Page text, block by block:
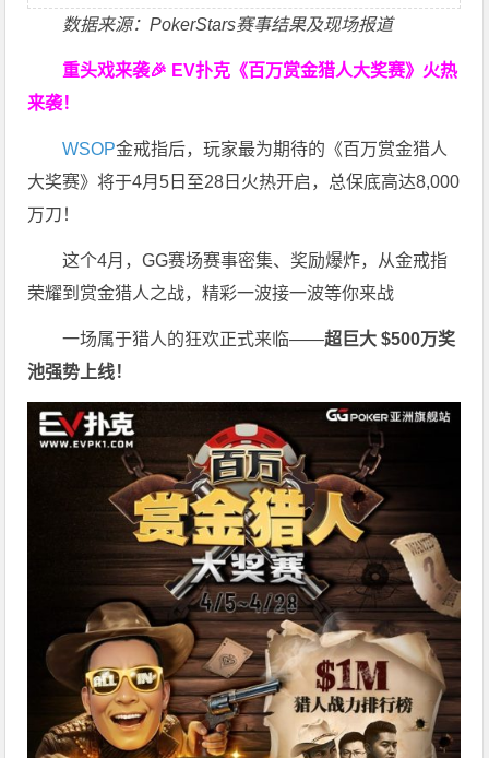
数据来源：PokerStars赛事结果及现场报道
重头戏来袭🎉 EV扑克 《百万赏金猎人大奖赛》 火热
来袭！
WSOP金戒指后，玩家最为期待的《百万赏金猎人
大奖赛》将于4月5日至28日火热开启，总保底高达8,000
万刀！
这个4月，GG赛场赛事密集、奖励爆炸，从金戒指
荣耀到赏金猎人之战，精彩一波接一波等你来战
一场属于猎人的狂欢正式来临——超巨大 $500万奖
池强势上线！